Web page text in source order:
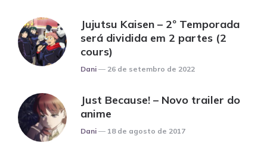
Jujutsu Kaisen – 2º Temporada
será dividida em 2 partes (2
cours)
Posted
Dani 26 de setembro de 2022
Just Because! – Novo trailer do
anime
Posted
Dani 18 de agosto de 2017